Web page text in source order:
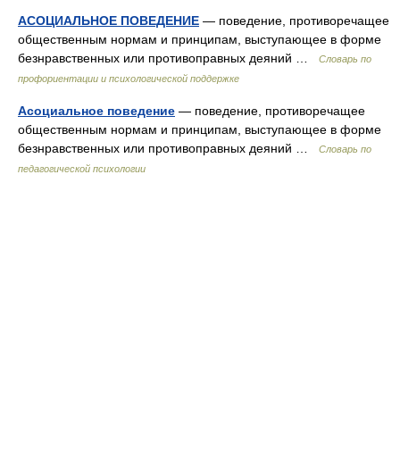
АСОЦИАЛЬНОЕ ПОВЕДЕНИЕ — поведение, противоречащее
общественным нормам и принципам, выступающее в форме
безнравственных или противоправных деяний …
Словарь по
профориентации и психологической поддержке
Асоциальное поведение — поведение, противоречащее
общественным нормам и принципам, выступающее в форме
безнравственных или противоправных деяний …
Словарь по
педагогической психологии